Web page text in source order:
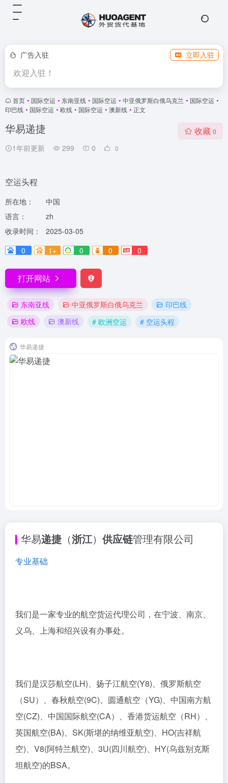
广告入驻 立即入驻
欢迎入驻！
首页 • 国际空运 • 东南亚线 • 国际空运 • 中亚俄罗斯白俄乌克兰 • 国际空运 •
印巴线 • 国际空运 • 欧线 • 国际空运 • 澳新线 • 正文
华易递捷
1年前更新 299 0 0
收藏 0
空运头程
所在地：
中国
语言：
zh
收录时间：
2025-03-05
0
1+ 0 0 0
打开网站
东南亚线 中亚俄罗斯白俄乌克兰
印巴线
欧线
澳新线 # 欧洲空运 # 空运头程
华易递捷
华易递捷 （浙江） 供应链管理有限公司
专业基础
我们是一家专业的航空货运代理公司，在宁波、南京、
义乌、上海和绍兴设有办事处。
我们是汉莎航空(LH)、扬子江航空(Y8)、俄罗斯航空
（SU）、春秋航空(9C)、圆通航空（YG)、中国南方航
空(CZ)、中国国际航空(CA）、香港货运航空（RH）、
英国航空(BA)、SK(斯堪的纳维亚航空)、HO(吉祥航
空)、V8(阿特兰航空)、3U(四川航空)、HY(乌兹别克斯
坦航空)的BSA。